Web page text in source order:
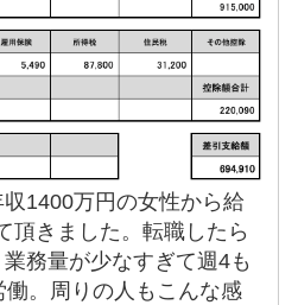
1400万円の女性から給
頂きました。転職したら
務量が少なすぎて週4も
。周りの人もこんな感